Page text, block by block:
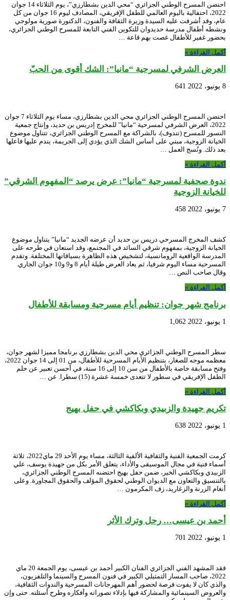
احتضن المسرح الوطني الجزائري “محي الدين بشطارزي”، يوم الثلاثاء 14 جوان
2022، احتفالية باليوم العالمي للطفل الإفريقي، المصادف ليوم 16 جوان من كل
عام، وقد أشرفت عليه السيدة وزيرة الثقافة والفنون، الدكتورة صورية مولوجي
ونشطه أطفال مدرسة حديدوان للتكوين الفني التابعة للمسرح الوطني الجزائري،
بحضور غفير للأطفال غصت بهم قاعة …
أكمل القراءة »
العرض الشرفي لمسرحية “مانيا”: الشك أقوى من الحبّ
8 يونيو، 2022 641
احتضن المسرح الوطني الجزائري محي الدين بشطارزي، مساء يوم الثلاثاء 7 جوان
2022، العرض الشرفي لمسرحية “مانيا” للمخرج إدريس بن حديد، وإنتاج جمعية
النسور للمسرح (تندوف)، بالشراكة مع المسرح الوطني الجزائري، تتناول موضوع
الخيانة الزوجية، مبني على أساس الشك الذي يؤدي إلى الجريمة، يندم عليها فاعلها
بعد ذلك. ونُسج العمل …
أكمل القراءة »
ندوة صحفية لمسرحية “مانيا”: عرض يرصد “المفهوم الشرقي”
للخيانة الزوجية
7 يونيو، 2022 458
كشف المخرج المسرحي دريس بن حديد أن عرضه الجديد “مانيا” يتناول موضوع
الخيانة الزوجية، بمفهوم شرقي السائد في المجتمع، وقد استعان في طرحه على
المدرسة الواقعية الرومانسية، لتشخيص هذه الظاهرة بسياقاتها المختلفة. وتقدم
المسرحية مساء اليوم شرفيا، ثم يعاد العرض طيلة أيام 8 و9 و10 جوان الجاري.
وقال صاحب النص …
أكمل القراءة »
برنامج شهر جوان: تنظيم أيام مسرحية ومسابقة للأطفال
1 يونيو، 2022 1,062
سطر المسرح الوطني الجزائري محي الدين بشطارزي برنامجا مميزا لشهر جوان،
معظمه موجه للصغار، بتنظيم الأيام المسرحية للأطفال، من 01 إلى 14 جوان 2022،
وفتح مسابقة خاصة بالأطفال من سن 10 إلى 16 سنة، في أحسن تعبير عن حلم
الطفل الإفريقي في سطور لا تتعدى خمسة عشرة (15) سطرا. عن …
أكمل القراءة »
تكريم جهيدة والزبيدي وبكاكشي في حفل بهيج
1 يونيو، 2022 638
كرمت الجمعية الفنية والثقافية الألفية الثالثة، مساء يوم الأحد 29 ماي2022، ثلاثة
أسماء فنية في مجال الموسيقى والأداء، يتعلق الأمر بكل من جهيدة يوسف، علي
الزبيدي وبكاكشي الخير، ضمن حفل بهيج احتضنه المسرح الوطني الجزائري،
بالتنسيق والتعاون مع الديوان الوطني لحقوق المؤلف والحقوق المجاورة. وعلى
أنغام الزرنة والزغاريد، زف المكرمون …
أكمل القراءة »
أحمد بن عيسى… رحل وترك الأثر
1 يونيو، 2022 701
فقد المشهد الفني الجزائري الفنان الكبير أحمد بن عيسى، يوم الجمعة 20 ماي
2022، صاحب المسار التمثيلي الكبير في فنون المسرح والسينما والتلفزيون،
والذي كان لا يفوت فرصة لحضور أهم المهرجانات المسرحية والندوات الثقافية،
والعروض السينمائية والمشاركة فيها بإدلاء تصوراته وأفكاره وطرح أسئلته. حتى وإن